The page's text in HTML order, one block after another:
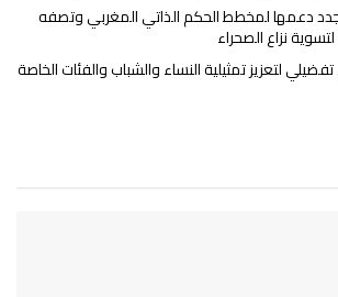
دعمها لمخطط الحكم الذاتي المغربي وتصفه
نزاع الصحراء
لتعزيز تمثيلية النساء والشباب والفئات الخاصة